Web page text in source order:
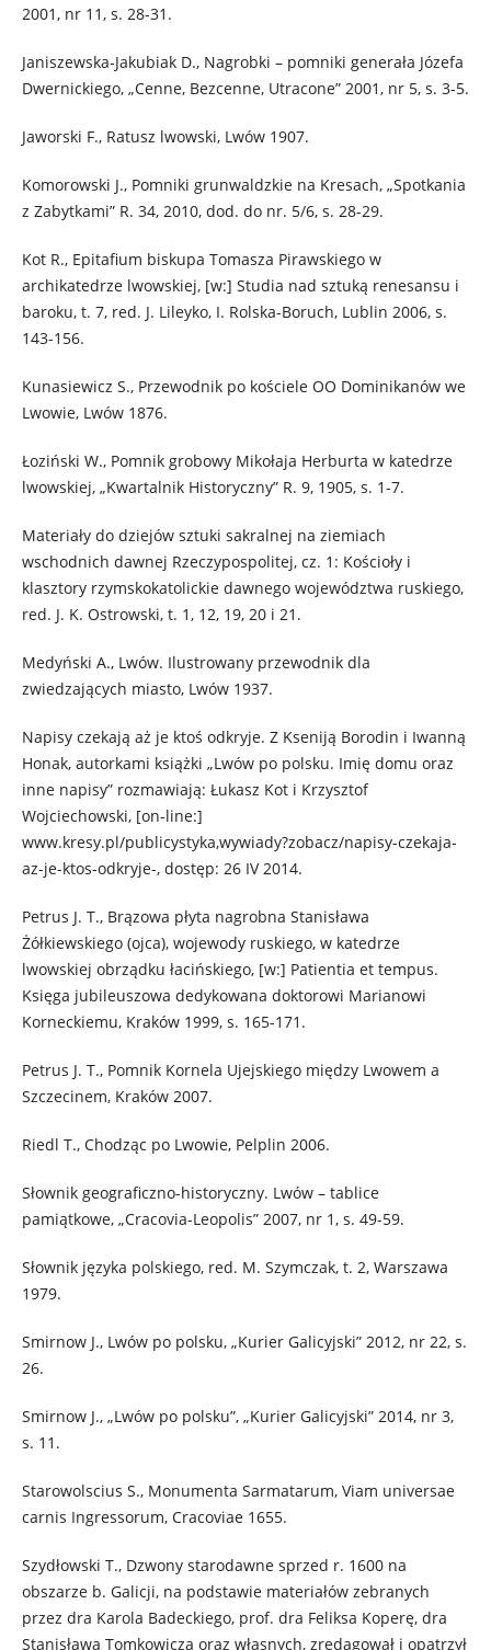
2001, nr 11, s. 28-31.
Janiszewska-Jakubiak D., Nagrobki – pomniki generała Józefa
Dwernickiego, „Cenne, Bezcenne, Utracone” 2001, nr 5, s. 3-5.
Jaworski F., Ratusz lwowski, Lwów 1907.
Komorowski J., Pomniki grunwaldzkie na Kresach, „Spotkania
z Zabytkami” R. 34, 2010, dod. do nr. 5/6, s. 28-29.
Kot R., Epitafium biskupa Tomasza Pirawskiego w
archikatedrze lwowskiej, [w:] Studia nad sztuką renesansu i
baroku, t. 7, red. J. Lileyko, I. Rolska-Boruch, Lublin 2006, s.
143-156.
Kunasiewicz S., Przewodnik po kościele OO Dominikanów we
Lwowie, Lwów 1876.
Łoziński W., Pomnik grobowy Mikołaja Herburta w katedrze
lwowskiej, „Kwartalnik Historyczny” R. 9, 1905, s. 1-7.
Materiały do dziejów sztuki sakralnej na ziemiach
wschodnich dawnej Rzeczypospolitej, cz. 1: Kościoły i
klasztory rzymskokatolickie dawnego województwa ruskiego,
red. J. K. Ostrowski, t. 1, 12, 19, 20 i 21.
Medyński A., Lwów. Ilustrowany przewodnik dla
zwiedzających miasto, Lwów 1937.
Napisy czekają aż je ktoś odkryje. Z Kseniją Borodin i Iwanną
Honak, autorkami książki „Lwów po polsku. Imię domu oraz
inne napisy” rozmawiają: Łukasz Kot i Krzysztof
Wojciechowski, [on-line:]
www.kresy.pl/publicystyka,wywiady?zobacz/napisy-czekaja-
az-je-ktos-odkryje-, dostęp: 26 IV 2014.
Petrus J. T., Brązowa płyta nagrobna Stanisława
Żółkiewskiego (ojca), wojewody ruskiego, w katedrze
lwowskiej obrządku łacińskiego, [w:] Patientia et tempus.
Księga jubileuszowa dedykowana doktorowi Marianowi
Korneckiemu, Kraków 1999, s. 165-171.
Petrus J. T., Pomnik Kornela Ujejskiego między Lwowem a
Szczecinem, Kraków 2007.
Riedl T., Chodząc po Lwowie, Pelplin 2006.
Słownik geograficzno-historyczny. Lwów – tablice
pamiątkowe, „Cracovia-Leopolis” 2007, nr 1, s. 49-59.
Słownik języka polskiego, red. M. Szymczak, t. 2, Warszawa
1979.
Smirnow J., Lwów po polsku, „Kurier Galicyjski” 2012, nr 22, s.
26.
Smirnow J., „Lwów po polsku”, „Kurier Galicyjski” 2014, nr 3,
s. 11.
Starowolscius S., Monumenta Sarmatarum, Viam universae
carnis Ingressorum, Cracoviae 1655.
Szydłowski T., Dzwony starodawne sprzed r. 1600 na
obszarze b. Galicji, na podstawie materiałów zebranych
przez dra Karola Badeckiego, prof. dra Feliksa Koperę, dra
Stanisława Tomkowicza oraz własnych, zredagował i opatrzył